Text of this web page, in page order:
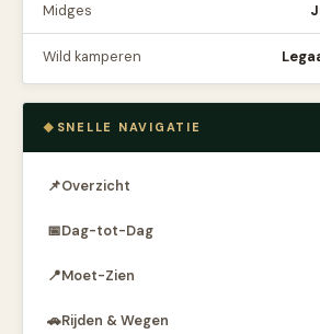
Midges
Wild kamperen
SNELLE NAVIGATIE
📌Overzicht
📅Dag-tot-Dag
📍Moet-Zien
🚗Rijden & Wegen